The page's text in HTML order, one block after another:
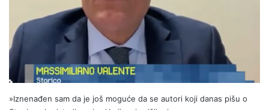
»Iznenađen sam da je još moguće da se autori koji danas pišu o